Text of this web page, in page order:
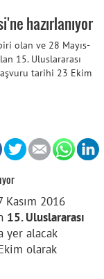
hazırlanıyor
olan ve 28 Mayıs-
15. Uluslararası
tarihi 23 Ekim
Kasım 2016
15. Uluslararası
yer alacak
olarak